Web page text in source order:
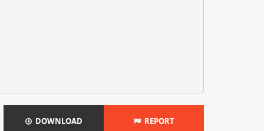
DOWNLOAD REPORT